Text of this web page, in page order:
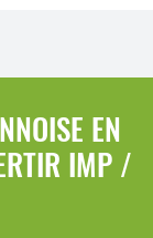
EN
IMP /